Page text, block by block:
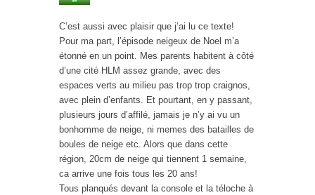
C’est aussi avec plaisir que j’ai lu ce texte!
Pour ma part, l’épisode neigeux de Noel m’a
étonné en un point. Mes parents habitent à côté
d’une cité HLM assez grande, avec des
espaces verts au milieu pas trop trop craignos,
avec plein d’enfants. Et pourtant, en y passant,
plusieurs jours d’affilé, jamais je n’y ai vu un
bonhomme de neige, ni memes des batailles de
boules de neige etc. Alors que dans cette
région, 20cm de neige qui tiennent 1 semaine,
ca arrive une fois tous les 20 ans!
Tous planqués devant la console et la téloche à